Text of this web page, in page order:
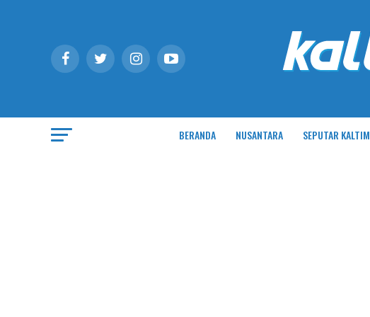
BERANDA NUSANTARA SEPUTAR KALTIM